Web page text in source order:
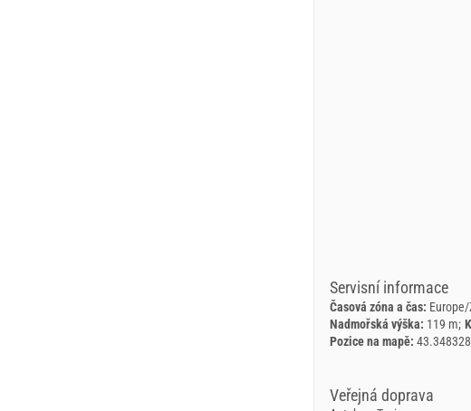
Servisní informace
Časová zóna a čas:
Nadmořská výška: 119 m
Pozice na mapě:
Veřejná doprava